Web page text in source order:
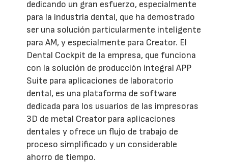
dedicando un gran esfuerzo, especialmente
para la industria dental, que ha demostrado
ser una solución particularmente inteligente
para AM, y especialmente para Creator. El
Dental Cockpit de la empresa, que funciona
con la solución de producción integral APP
Suite para aplicaciones de laboratorio
dental, es una plataforma de software
dedicada para los usuarios de las impresoras
3D de metal Creator para aplicaciones
dentales y ofrece un flujo de trabajo de
proceso simplificado y un considerable
ahorro de tiempo.